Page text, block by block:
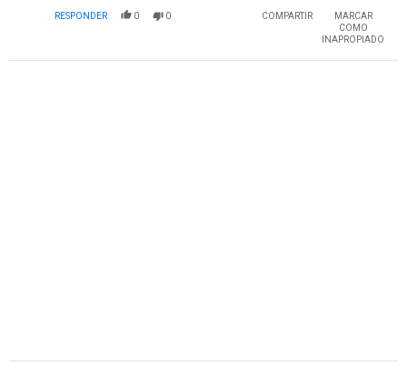
RESPONDER 0 0 COMPARTIR
MARCAR
COMO
INAPROPIADO